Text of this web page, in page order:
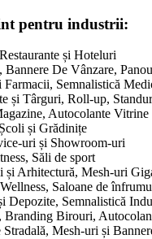
pentru industrii:
și Hoteluri
Bannere De Vânzare,
Farmacii, Semnalistică
și Târguri, Roll-up,
Autocolante Vitrine
și Grădinițe
uri și Showroom-uri
Săli de sport
și Arhitectură, Mesh-uri
Saloane de
Depozite, Semnalistică
Branding Birouri,
Stradală, Mesh-uri și